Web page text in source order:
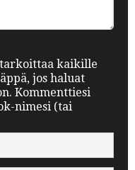
kaikille
jos haluat
Kommenttiesi
nimesi (tai